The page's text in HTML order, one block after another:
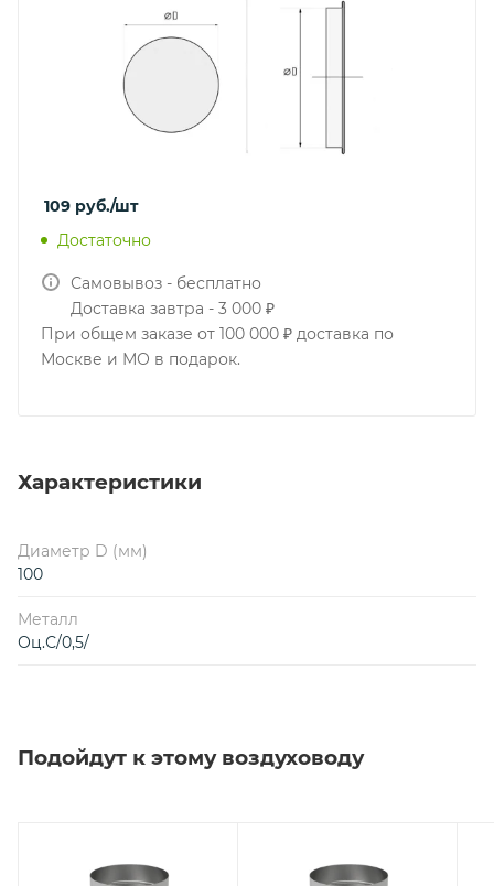
109 руб./шт
Достаточно
Самовывоз - бесплатно
Доставка завтра - 3 000 ₽
При общем заказе от 100 000 ₽ доставка по
Москве и МО в подарок.
Характеристики
Диаметр D (мм)
100
Металл
Оц.С/0,5/
Подойдут к этому воздуховоду